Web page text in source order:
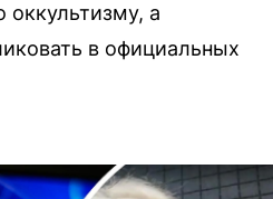
оккультизму, а
в официальных